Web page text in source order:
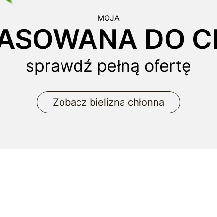
MOJA
DO
sprawdź pełną ofertę
Zobacz bielizna chłonna